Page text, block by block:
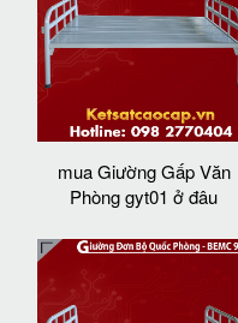
mua Giường Gấp Văn
Phòng gyt01 ở đâu